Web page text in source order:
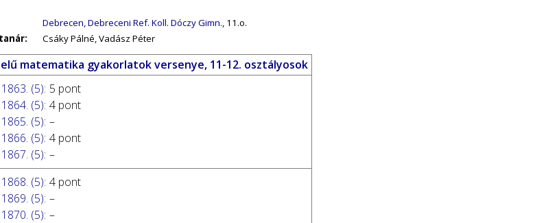
Debrecen, Debreceni Ref. Koll. Dóczy Gimn., 11.o.
Csáky Pálné, Vadász Péter
matematika gyakorlatok versenye, 11-12. osztályosok
1863. (5): 5 pont
1864. (5): 4 pont
1865. (5): –
1866. (5): 4 pont
1867. (5): –
1868. (5): 4 pont
1869. (5): –
1870. (5): –